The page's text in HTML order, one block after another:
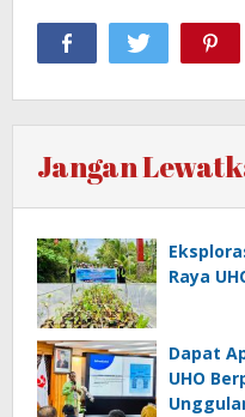
Jangan
Raya
Dapat
UHO